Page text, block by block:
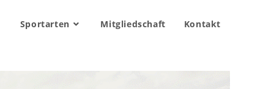
Sportarten Mitgliedschaft Kontakt